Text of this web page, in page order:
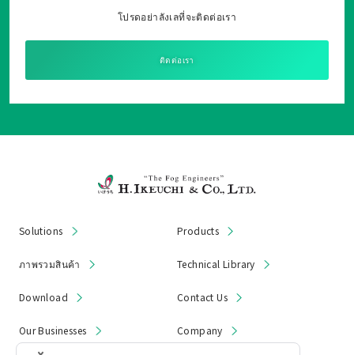
โปรดอย่าลังเลที่จะติดต่อเรา
ติดต่อเรา
Solutions Products
ภาพรวมสินค้า Technical Library
Download Contact Us
Our Businesses Company